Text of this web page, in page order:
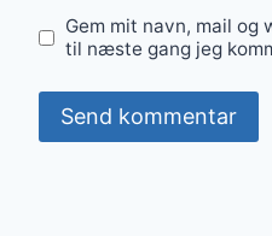
Gem mit navn, mail
til næste gang jeg